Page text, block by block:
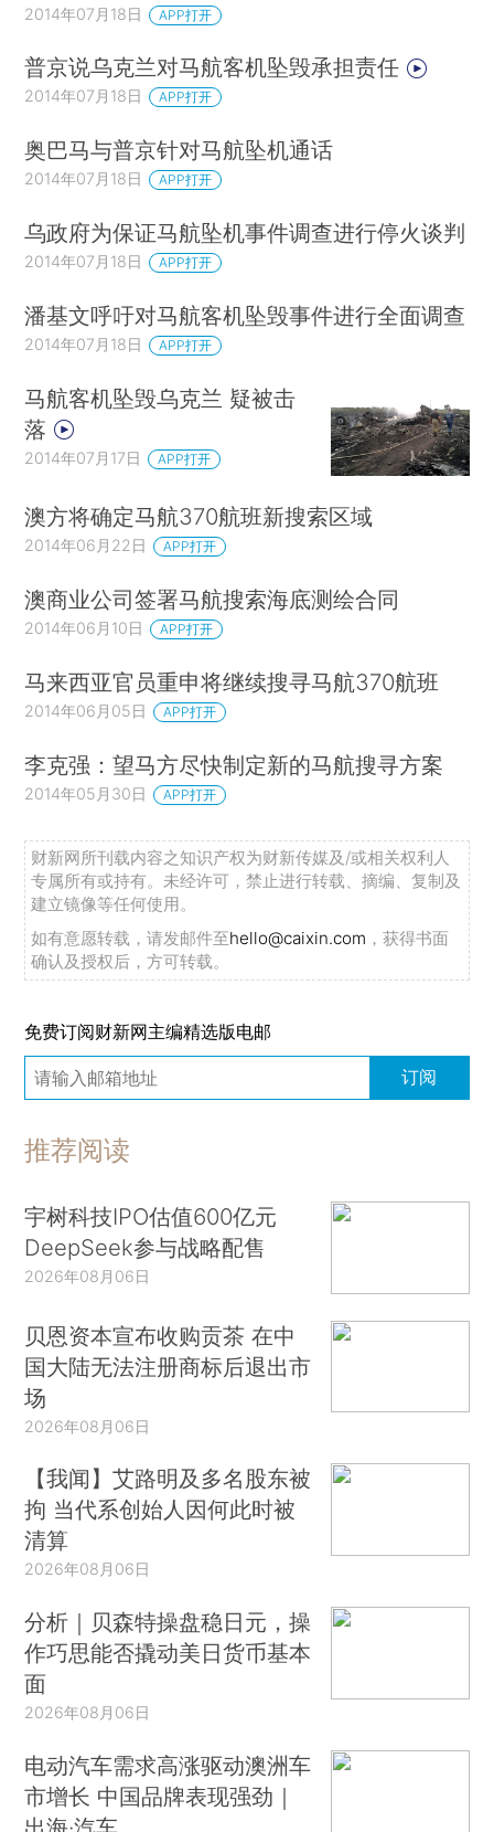
2014年07月18日 APP打开
普京说乌克兰对马航客机坠毁承担责任
2014年07月18日 APP打开
奥巴马与普京针对马航坠机通话
2014年07月18日 APP打开
乌政府为保证马航坠机事件调查进行停火谈判
2014年07月18日 APP打开
潘基文呼吁对马航客机坠毁事件进行全面调查
2014年07月18日 APP打开
马航客机坠毁乌克兰 疑被击
落
2014年07月17日 APP打开
澳方将确定马航370航班新搜索区域
2014年06月22日 APP打开
澳商业公司签署马航搜索海底测绘合同
2014年06月10日 APP打开
马来西亚官员重申将继续搜寻马航370航班
2014年06月05日 APP打开
李克强：望马方尽快制定新的马航搜寻方案
2014年05月30日 APP打开
财新网所刊载内容之知识产权为财新传媒及/或相关权利人
专属所有或持有。未经许可，禁止进行转载、摘编、复制及
建立镜像等任何使用。
如有意愿转载，请发邮件至hello@caixin.com ，获得书面
确认及授权后，方可转载。
免费订阅财新网主编精选版电邮
订阅
推荐阅读
宇树科技IPO估值600亿元
DeepSeek参与战略配售
2026年08月06日
贝恩资本宣布收购贡茶 在中
国大陆无法注册商标后退出市
场
2026年08月06日
【我闻】艾路明及多名股东被
拘 当代系创始人因何此时被
清算
2026年08月06日
分析｜贝森特操盘稳日元，操
作巧思能否撬动美日货币基本
面
2026年08月06日
电动汽车需求高涨驱动澳洲车
市增长 中国品牌表现强劲｜